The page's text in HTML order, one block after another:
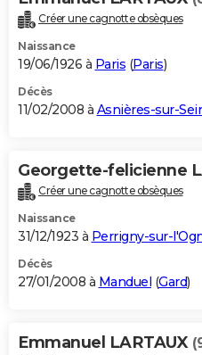
Créer une cagnotte obsèques
Naissance
19/06/1926 à Paris (Paris)
Décès
11/02/2008 à Asnières-sur-
Georgette-felicienne
Créer une cagnotte obsèques
Naissance
31/12/1923 à Perrigny-sur-
Décès
27/01/2008 à Manduel (Gard)
Emmanuel LARTAUX